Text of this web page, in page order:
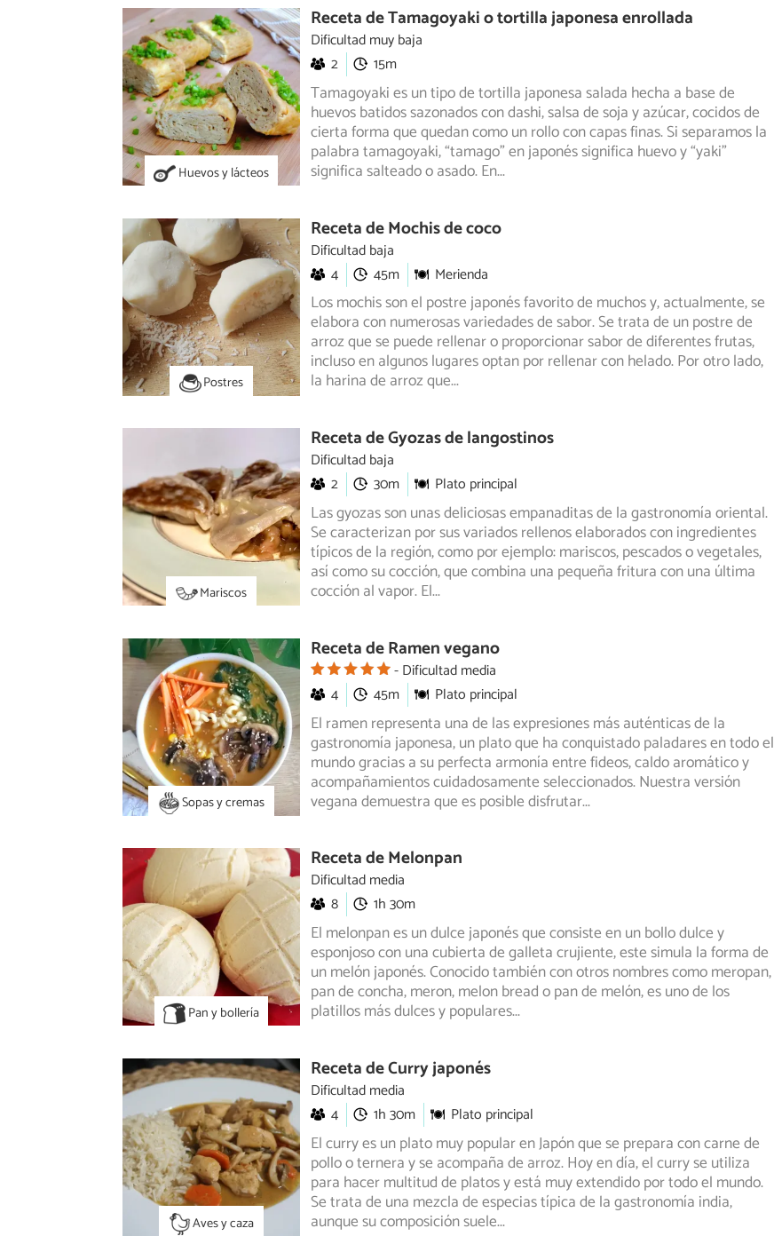
Huevos y lácteos
Receta de Tamagoyaki o tortilla japonesa enrollada
Dificultad muy baja
2
15m
Tamagoyaki es un tipo de tortilla japonesa salada hecha a base de
huevos batidos sazonados con dashi, salsa de soja y azúcar, cocidos de
ciertaforma que quedan como un rollo con capas finas. Si separamos la
palabra tamagoyaki, “tamago” en japonés significa huevo y “yaki”
significa salteado o asado. En...
Postres
Receta de Mochis de coco
Dificultad baja
4
45m Merienda
Los mochis son el postre japonés favorito de muchos y, actualmente, se
elabora con numerosas variedades de sabor. Se trata de un postre de
arrozque se puede rellenar o proporcionar sabor de diferentes frutas,
incluso en algunos lugares optan por rellenar con helado. Por otro lado,
la harina de arroz que...
Mariscos
Receta de Gyozas de langostinos
Dificultad baja
2
30m Plato principal
Las gyozas son unas deliciosas empanaditas de la gastronomía oriental.
Se caracterizan por sus variados rellenos elaborados con ingredientes
típicos de la región, como por ejemplo: mariscos, pescados o vegetales,
así como su cocción, que combina una pequeña fritura con una última
cocción al vapor. El...
Sopas y cremas
Receta de Ramen vegano
Dificultad media
4
45m Plato principal
El ramen representa una de las expresiones más auténticas de la
gastronomía japonesa, un plato que ha conquistado paladares en todo el
mundogracias a su perfecta armonía entre fideos, caldo aromático y
acompañamientos cuidadosamente seleccionados. Nuestra versión
vegana demuestra que es posible disfrutar...
Pan y bollería
Receta de Melonpan
Dificultad media
8
1h 30m
El melonpan es un dulce japonés que consiste en un bollo dulce y
esponjoso con una cubierta de galleta crujiente, este simula la forma de
unmelón japonés. Conocido también con otros nombres como meropan,
pan de concha, meron, melon bread o pan de melón, es uno de los
platillos más dulces y populares...
Aves y caza
Receta de Curry japonés
Dificultad media
4
1h 30m Plato principal
El curry es un plato muy popular en Japón que se prepara con carne de
pollo o ternera y se acompaña de arroz. Hoy en día, el curry se utiliza
para hacer multitud de platos y está muy extendido por todo el mundo.
Se trata de una mezcla de especias típica de la gastronomía india,
aunque su composición suele...